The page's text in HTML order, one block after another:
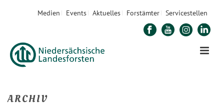
Medien Events Aktuelles Forstämter Servicestellen
ARCHIV